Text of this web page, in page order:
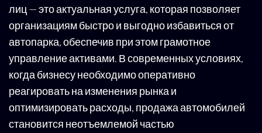
лиц — это актуальная услуга, которая позволяет
организациям быстро и выгодно избавиться от
автопарка, обеспечив при этом грамотное
управление активами. В современных условиях,
когда бизнесу необходимо оперативно
реагировать на изменения рынка и
оптимизировать расходы, продажа автомобилей
становится неотъемлемой частью